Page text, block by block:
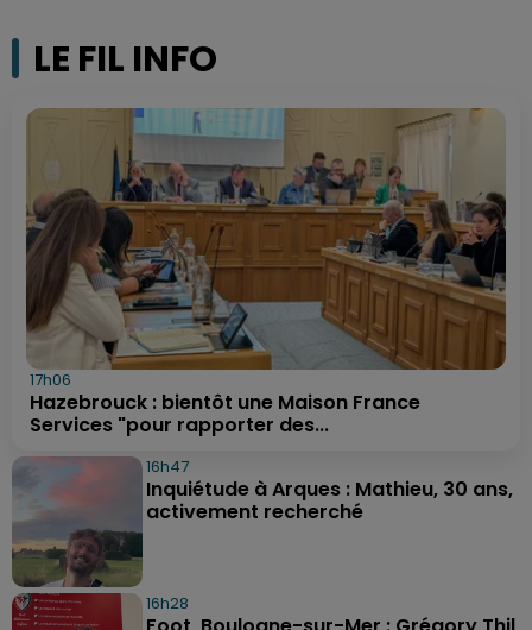
LE FIL INFO
17h06
Hazebrouck : bientôt une Maison France
Services "pour rapporter des...
16h47
Inquiétude à Arques : Mathieu, 30 ans,
activement recherché
16h28